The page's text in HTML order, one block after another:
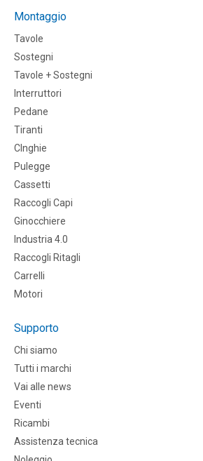
Montaggio
Tavole
Sostegni
Tavole + Sostegni
Interruttori
Pedane
Tiranti
CInghie
Pulegge
Cassetti
Raccogli Capi
Ginocchiere
Industria 4.0
Raccogli Ritagli
Carrelli
Motori
Supporto
Chi siamo
Tutti i marchi
Vai alle news
Eventi
Ricambi
Assistenza tecnica